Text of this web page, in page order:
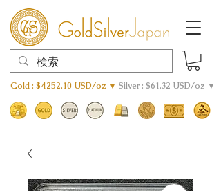
Gold : $4252.10 USD/oz ▼ Silver : $61.32 USD/oz ▼